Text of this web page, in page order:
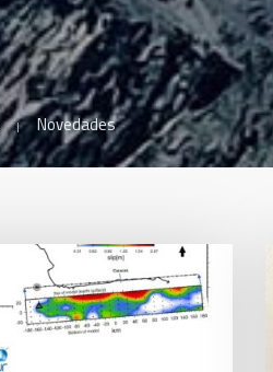
Novedades